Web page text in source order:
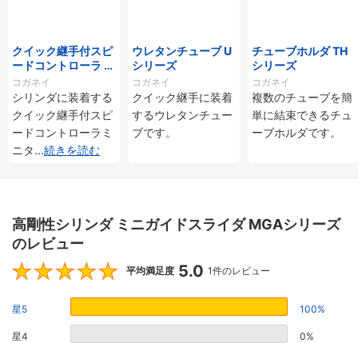
クイック継手付スピ
ードコントローラ ス
タンダードタイプ S
C□-M・SS□-Mシ
リーズ
コガネイ
シリンダに装着する
クイック継手付スピ
ードコントローラミ
ニタ...続きを読む
ウレタンチューブ U
シリーズ
コガネイ
クイック継手に装着
するウレタンチュー
ブです。
チューブホルダ TH
シリーズ
コガネイ
複数のチューブを簡
単に結束できるチュ
ーブホルダです。
高剛性シリンダ ミニガイドスライダ MGAシリーズ
のレビュー
5
平均満足度 5.0 1件のレビュー
星5 100%
星4 0%